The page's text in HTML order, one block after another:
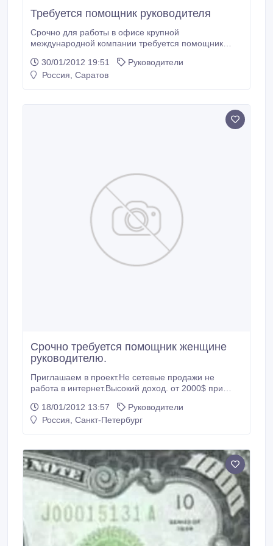
Требуется помощник руководителя
Срочно для работы в офисе крупной
международной компании требуется помощник
деятельности сотрудников , ведение документациии
деловых переговоров. Требования:
30/01/2012 19:51
Руководители
Россия, Саратов
Срочно требуется помощник женщине
руководителю.
Приглашаем в проект.Не сетевые продажи не
работа в интернет.Высокий доход. от 2000$ при
http://cardcordd.ucoz.de/.
18/01/2012 13:57
Руководители
Россия, Санкт-Петербург